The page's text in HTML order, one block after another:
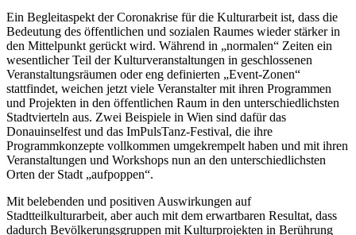
Ein Begleitaspekt der Coronakrise für die Kulturarbeit ist, dass die
Bedeutung des öffentlichen und sozialen Raumes wieder stärker in
den Mittelpunkt gerückt wird. Während in „normalen“ Zeiten ein
wesentlicher Teil der Kulturveranstaltungen in geschlossenen
Veranstaltungsräumen oder eng definierten „Event-Zonen“
stattfindet, weichen jetzt viele Veranstalter mit ihren Programmen
und Projekten in den öffentlichen Raum in den unterschiedlichsten
Stadtvierteln aus. Zwei Beispiele in Wien sind dafür das
Donauinselfest und das ImPulsTanz-Festival, die ihre
Programmkonzepte vollkommen umgekrempelt haben und mit ihren
Veranstaltungen und Workshops nun an den unterschiedlichsten
Orten der Stadt „aufpoppen“.
Mit belebenden und positiven Auswirkungen auf
Stadtteilkulturarbeit, aber auch mit dem erwartbaren Resultat, dass
dadurch Bevölkerungsgruppen mit Kulturprojekten in Berührung